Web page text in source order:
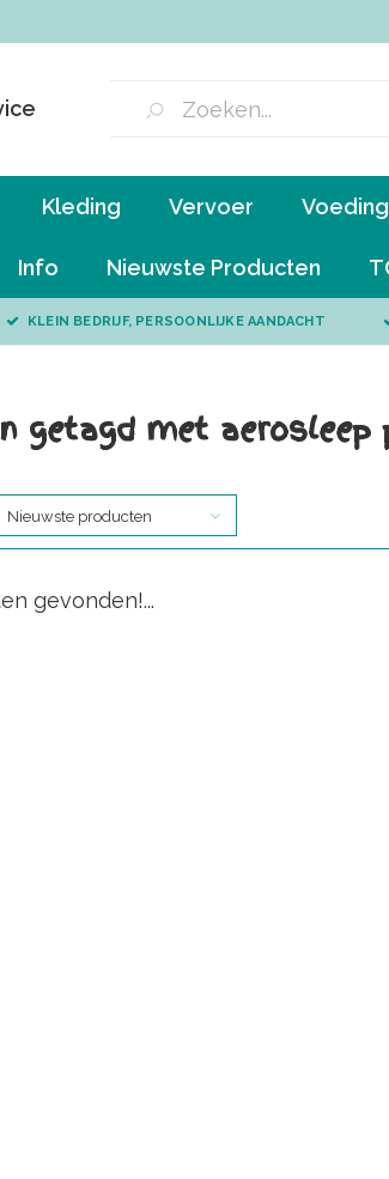
Kleding Vervoer Voeding
Info Nieuwste Producten
KLEIN BEDRIJF, PERSOONLIJKE AANDACHT
getagd met
Nieuwste producten
gevonden!...